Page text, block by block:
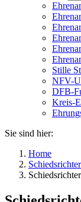
Stille
NFV-U
DFB-
Kreis-
Sie sind hier:
Home
Schiedsrichter